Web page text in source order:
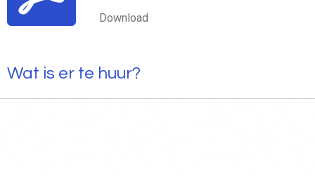
Download
Wat is er te huur?